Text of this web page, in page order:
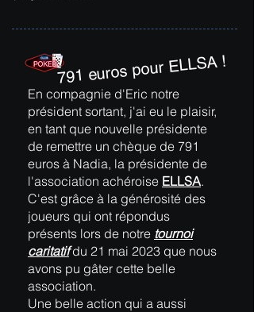
791 euros pour ELLSA !
En compagnie d'Eric notre
président sortant, j'ai eu le plaisir,
en tant que nouvelle présidente
de remettre un chèque de 791
euros à Nadia, la présidente de
l'association achéroise ELLSA.
C'est grâce à la générosité des
joueurs qui ont répondus
présents lors de notre tournoi
caritatifdu 21 mai 2023 que nous
avons pu gâter cette belle
association.
Une belle action qui a aussi